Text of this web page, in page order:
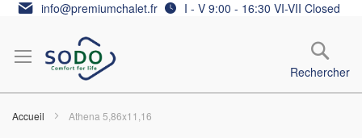
Allez info@premiumchalet.fr I - V 9:00 - 16:30 VI-VII Closed
Rechercher
Accueil Athena 5,86x11,16